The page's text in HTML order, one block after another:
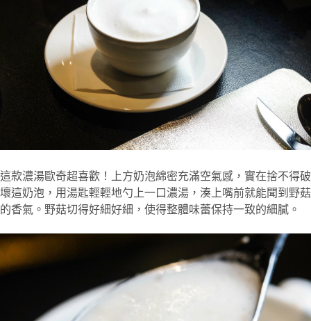
這款濃湯歐奇超喜歡！上方奶泡綿密充滿空氣感，實在捨不得破
壞這奶泡，用湯匙輕輕地勺上一口濃湯，湊上嘴前就能聞到野菇
的香氣。野菇切得好細好細，使得整體味蕾保持一致的細膩。